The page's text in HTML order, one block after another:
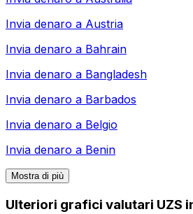
Invia denaro a Austria
Invia denaro a Bahrain
Invia denaro a Bangladesh
Invia denaro a Barbados
Invia denaro a Belgio
Invia denaro a Benin
Mostra di più
Ulteriori grafici valutari UZS